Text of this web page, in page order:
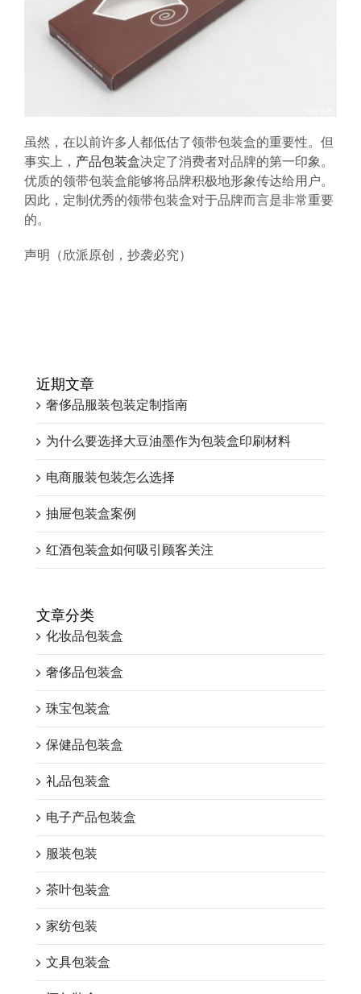
虽然，在以前许多人都低估了领带包装盒的重要性。但
事实上， 产品包装盒决定了消费者对品牌的第一印象。
优质的领带包装盒能够将品牌积极地形象传达给用户。
因此，定制优秀的领带包装盒对于品牌而言是非常重要
的。
声明（欣派原创，抄袭必究）
近期文章
奢侈品服装包装定制指南
为什么要选择大豆油墨作为包装盒印刷材料
电商服装包装怎么选择
抽屉包装盒案例
红酒包装盒如何吸引顾客关注
文章分类
化妆品包装盒
奢侈品包装盒
珠宝包装盒
保健品包装盒
礼品包装盒
电子产品包装盒
服装包装
茶叶包装盒
家纺包装
文具包装盒